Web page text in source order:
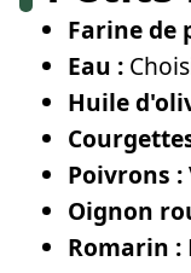
Farine de
Eau :
Huile
Poivrons :
Oignon
Romarin :